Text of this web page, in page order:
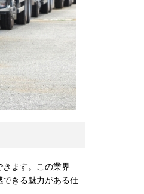
ます。この業界
きる魅力がある仕